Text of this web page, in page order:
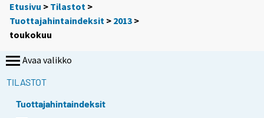
Etusivu > Tilastot >
Tuottajahintaindeksit > 2013 >
toukokuu
Avaa valikko
TILASTOT
Tuottajahintaindeksit